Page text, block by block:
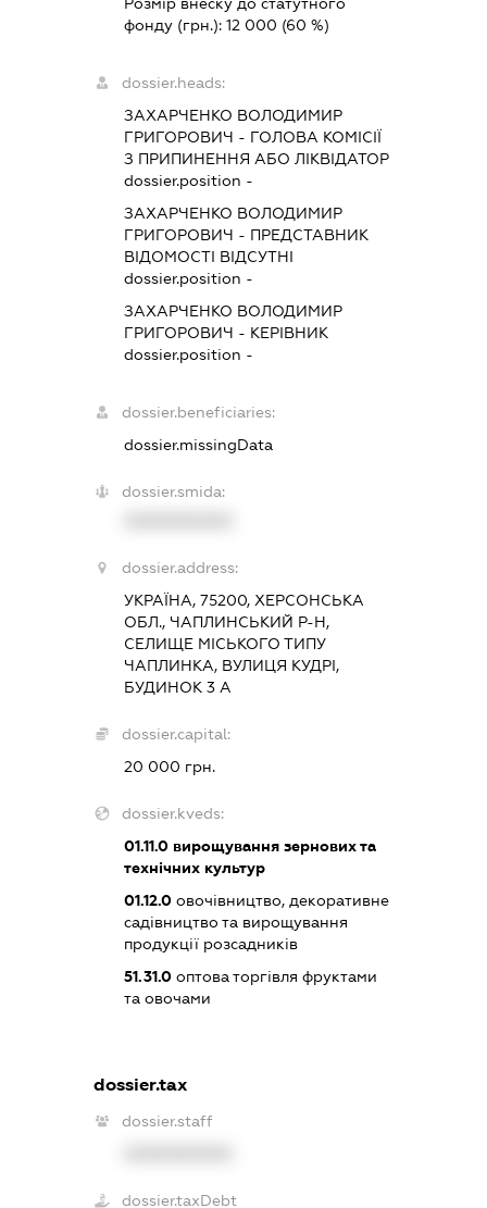
фонду (грн.): 12 000 (60 %)
dossier.heads:
ЗАХАРЧЕНКО ВОЛОДИМИР
ГРИГОРОВИЧ - ГОЛОВА КОМІСІЇ
З ПРИПИНЕННЯ АБО ЛІКВІДАТОР
dossier.position -
ЗАХАРЧЕНКО ВОЛОДИМИР
ГРИГОРОВИЧ - ПРЕДСТАВНИК
ВІДОМОСТІ ВІДСУТНІ
dossier.position -
ЗАХАРЧЕНКО ВОЛОДИМИР
ГРИГОРОВИЧ - КЕРІВНИК
dossier.position -
dossier.beneficiaries:
dossier.missingData
dossier.smida:
dossier.address:
УКРАЇНА, 75200, ХЕРСОНСЬКА
ОБЛ., ЧАПЛИНСЬКИЙ Р-Н,
СЕЛИЩЕ МІСЬКОГО ТИПУ
ЧАПЛИНКА, ВУЛИЦЯ КУДРІ,
БУДИНОК 3 А
dossier.capital:
20 000 грн.
dossier.kveds:
01.11.0вирощування зернових та
технічних культур
01.12.0овочівництво, декоративне
садівництво та вирощування
продукції розсадників
51.31.0оптова торгівля фруктами
та овочами
dossier.tax
dossier.staff
dossier.taxDebt